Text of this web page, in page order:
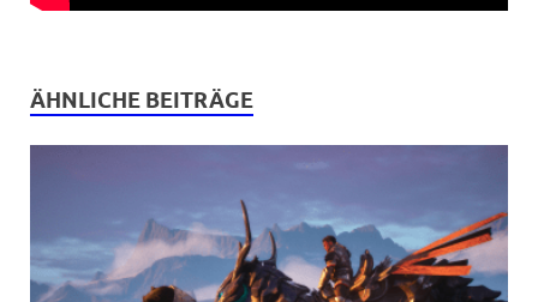
ÄHNLICHE BEITRÄGE